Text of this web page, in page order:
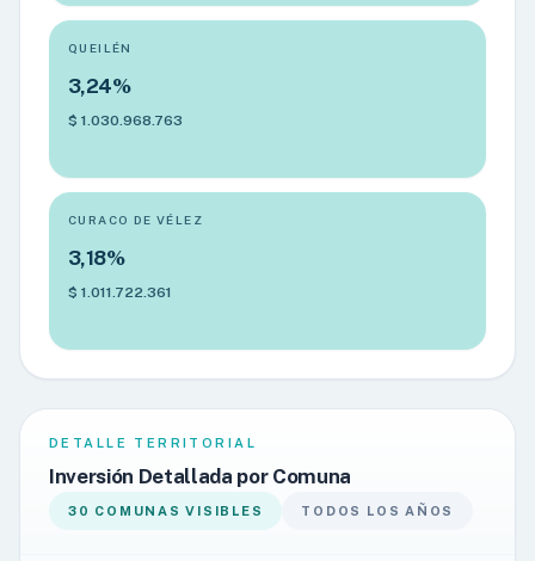
QUEILÉN
3,24%
$ 1.030.968.763
CURACO DE VÉLEZ
3,18%
$ 1.011.722.361
DETALLE TERRITORIAL
Inversión Detallada por Comuna
30 COMUNAS VISIBLES TODOS LOS AÑOS